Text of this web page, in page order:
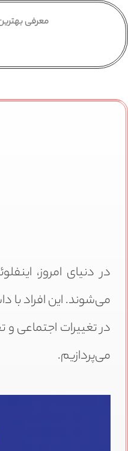
معرفی
در دنیای امروز،
می‌شوند. این افراد با
در تغییرات اجتماعی و
می‌پردازیم.